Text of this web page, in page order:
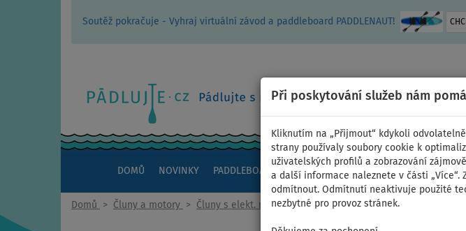
Soutěž pokračuje - Vyhraj virtuální závod a paddleboard PADDLENAUT!
Při poskytování služeb nám
Kliknutím na „Přijmout“ kdykoli
strany používaly soubory cookie k
uživatelských profilů a zobrazování
a další informace naleznete v části
odmítnout. Odmítnutí neaktivuje použité
nezbytné pro provoz stránek.
DOMŮ NOVINKY PADDLEBOARDY KAJAKY ČLUNY A MOTORY PÁDLA
Domů > Čluny a motory > Čluny s elekt. motorem > Tyrquoise, black